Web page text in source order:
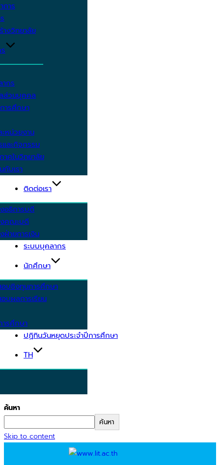
การ
างวิทยาลัย
กร
ส่วนบุคคล
ารศึกษา
หน่วยงาน
และกิจกรรม
าศในวิทยาลัย
กับเรา
ติดต่อเรา
อธิการบดี
คณะบดี
ฝ่ายการเงิน
ระบบบุคลากร
นักศึกษา
บชิงทุนการศึกษา
บผลการเรียน
รศึกษา
ปฏิทินวันหยุดประจำปีการศึกษา
TH
ค้นหา
ค้นหา
Skip to content